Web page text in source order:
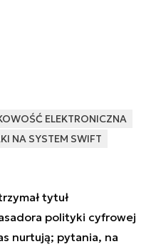
ELEKTRONICZNA
NA SYSTEM SWIFT
tytuł
polityki cyfrowej
nurtują; pytania, na